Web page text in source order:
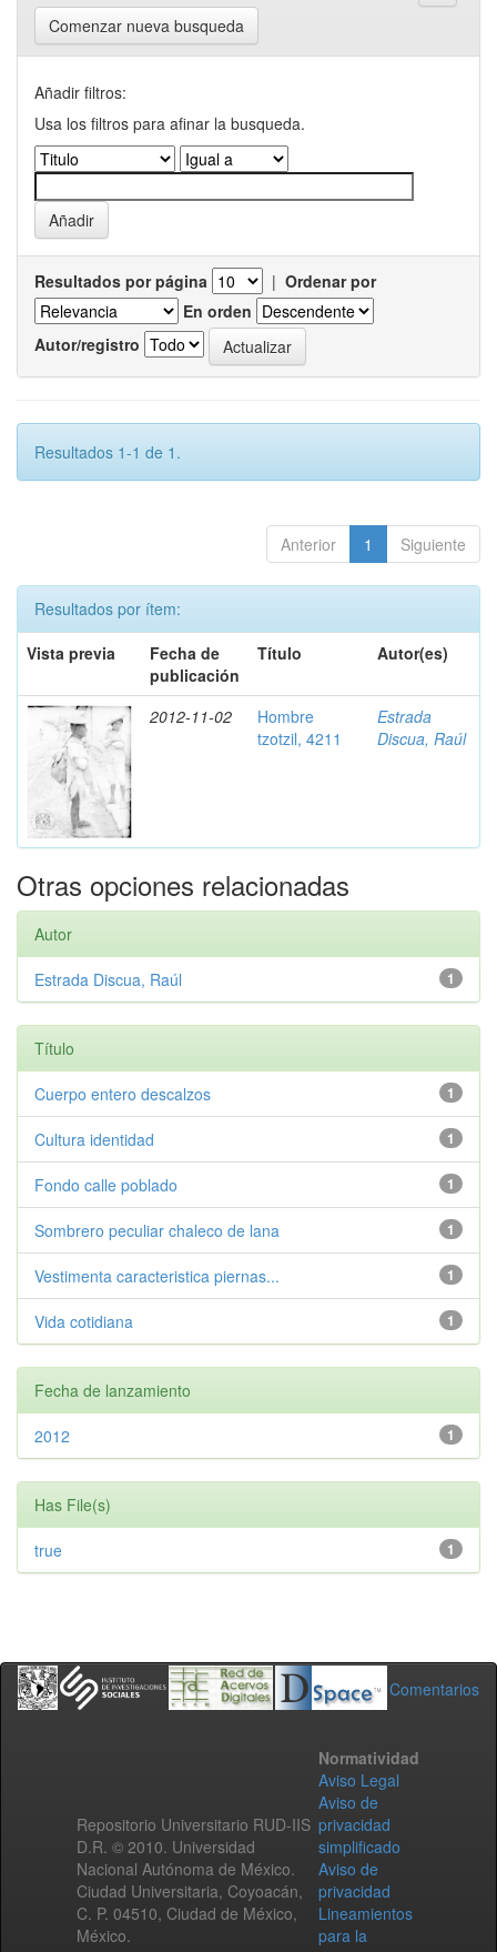
Comenzar nueva busqueda
Añadir filtros:
Usa los filtros para afinar la busqueda.
Resultados por página | Ordenar por
En orden
Autor/registro
Resultados 1-1 de 1.
Anterior 1 Siguiente
Resultados por ítem:
Vista previa
Fecha de
publicación
Título Autor(es)
2012-11-02
Hombre
tzotzil, 4211
Estrada
Discua, Raúl
Otras opciones relacionadas
Autor
1
Estrada Discua, Raúl
Título
1
Cuerpo entero descalzos
1
Cultura identidad
1
Fondo calle poblado
1
Sombrero peculiar chaleco de lana
1
Vestimenta caracteristica piernas...
1
Vida cotidiana
Fecha de lanzamiento
1
2012
Has File(s)
1
true
Comentarios
Repositorio Universitario RUD-IIS
D.R. © 2010. Universidad
Nacional Autónoma de México.
Ciudad Universitaria, Coyoacán,
C. P. 04510, Ciudad de México,
México.
Normatividad
Aviso Legal
Aviso de
privacidad
simplificado
Aviso de
privacidad
Lineamientos
para la